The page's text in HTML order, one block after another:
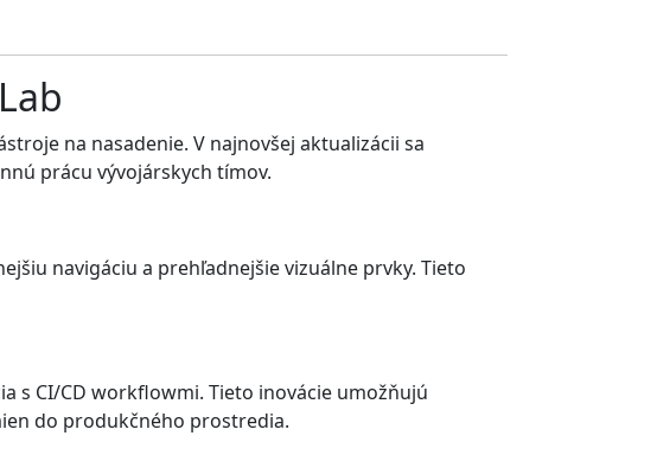
na nasadenie. V najnovšej aktualizácii sa
prácu vývojárskych tímov.
navigáciu a prehľadnejšie vizuálne prvky. Tieto
s CI/CD workflowmi. Tieto inovácie umožňujú
do produkčného prostredia.